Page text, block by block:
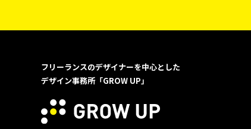
フリーランスのデザイナーを中心とした
デザイン事務所「GROW UP」